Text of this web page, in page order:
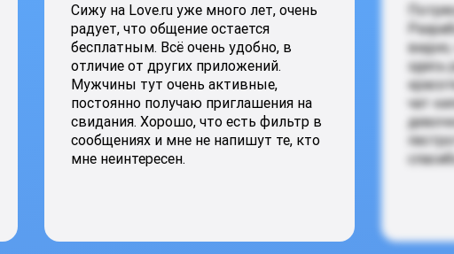
Сижу на Love.ru уже много лет, очень
радует, что общение остается
бесплатным. Всё очень удобно, в
отличие от других приложений.
Мужчины тут очень активные,
постоянно получаю приглашения на
свидания. Хорошо, что есть фильтр в
сообщениях и мне не напишут те, кто
мне неинтересен.
здесь
чат